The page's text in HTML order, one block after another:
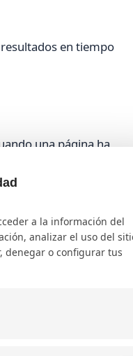
en tiempo
una página ha
noticias o resultados
para retardo.
a la información del
analizar el uso del
denegar o configurar tus